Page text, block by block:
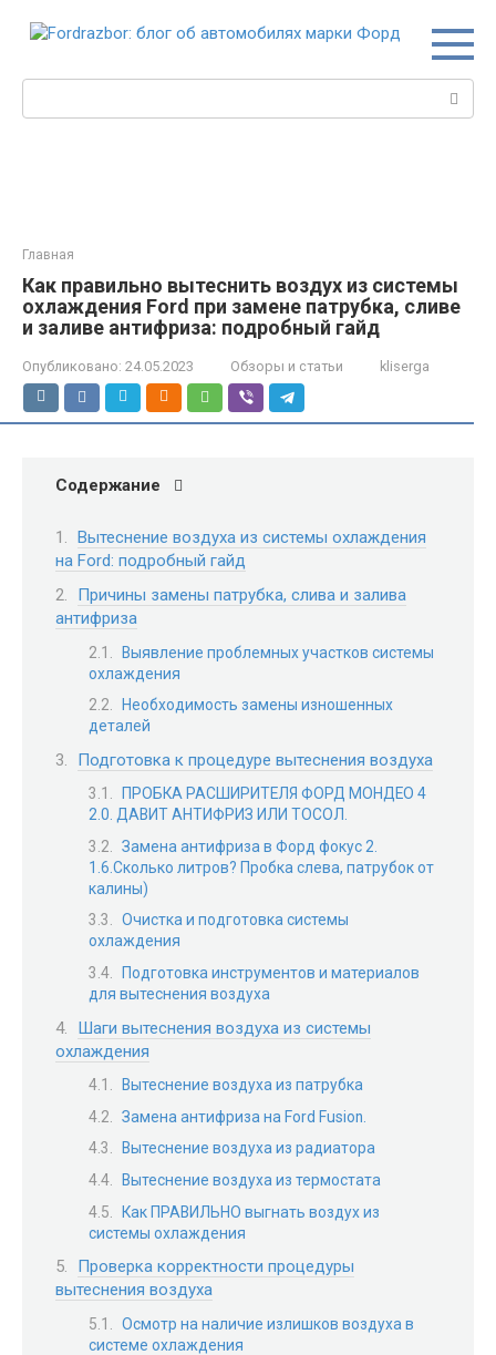
Главная
Как правильно вытеснить воздух из системы
охлаждения Ford при замене патрубка, сливе
и заливе антифриза: подробный гайд
Опубликовано: 24.05.2023 Обзоры и статьи kliserga
Содержание
Вытеснение воздуха из системы охлаждения
на Ford: подробный гайд
Причины замены патрубка, слива и залива
антифриза
Выявление проблемных участков системы
охлаждения
Необходимость замены изношенных
деталей
Подготовка к процедуре вытеснения воздуха
ПРОБКА РАСШИРИТЕЛЯ ФОРД МОНДЕО 4
2.0. ДАВИТ АНТИФРИЗ ИЛИ ТОСОЛ.
Замена антифриза в Форд фокус 2.
1.6.Сколько литров? Пробка слева, патрубок от
калины)
Очистка и подготовка системы
охлаждения
Подготовка инструментов и материалов
для вытеснения воздуха
Шаги вытеснения воздуха из системы
охлаждения
Вытеснение воздуха из патрубка
Замена антифриза на Ford Fusion.
Вытеснение воздуха из радиатора
Вытеснение воздуха из термостата
Как ПРАВИЛЬНО выгнать воздух из
системы охлаждения
Проверка корректности процедуры
вытеснения воздуха
Осмотр на наличие излишков воздуха в
системе охлаждения